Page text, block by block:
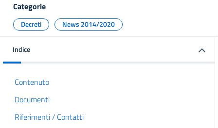
Categorie
Decreti News 2014/2020
Indice
Contenuto
Documenti
Riferimenti / Contatti